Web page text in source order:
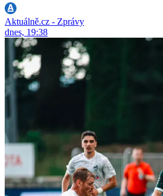
Aktuálně.cz - Zprávy
dnes, 19:38